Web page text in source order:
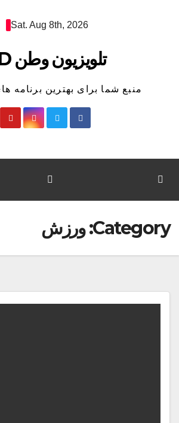
Sat. Aug 8th, 2026
تلویزیون وطن HD
منبع شما برای بهترین برنامه
Category: ورزش